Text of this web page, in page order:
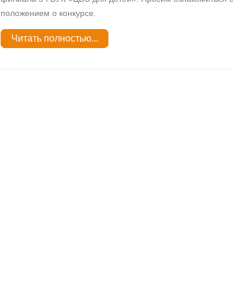
положением о конкурсе.
Читать полностью...